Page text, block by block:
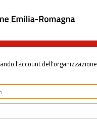
l'account dell'organizzazione